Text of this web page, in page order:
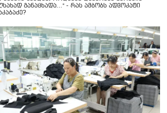
განაცხადა..." - რას ამბობს ადვოკატი